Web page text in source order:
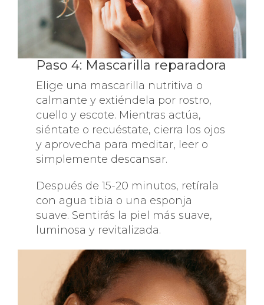
Paso 4: Mascarilla reparadora
Elige una mascarilla nutritiva o
calmante y extiéndela por rostro,
cuello y escote. Mientras actúa,
siéntate o recuéstate, cierra los ojos
y aprovecha para meditar, leer o
simplemente descansar.
Después de 15-20 minutos, retírala
con agua tibia o una esponja
suave. Sentirás la piel más suave,
luminosa y revitalizada.